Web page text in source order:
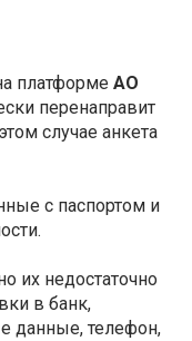
платформе АО
перенаправит
случае анкета
с паспортом и
их недостаточно
в банк,
данные, телефон,